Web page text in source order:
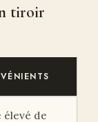
tiroir
élevé de